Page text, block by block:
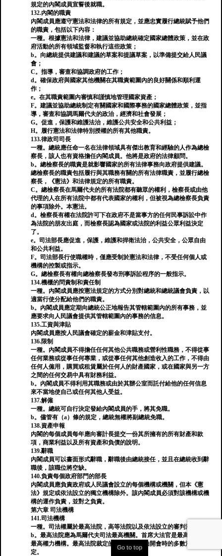
規定的內閣成員宣誓後就職。
132.內閣的職責
內閣成員應遵守憲法和法律的所有規定，並應忠實履行總統賦予他們
的職責，包括以下內容：
一種。根據憲法和法律，建議並協助總統確定國家總體政策，並在政
府活動的所有領域監督和執行這些政策；
b。向總統提供建議和建議的草案和提議草案，以準備提交給人民議
會；
C。指導，審查和協調政府的工作；
d。確保政府與國家其他機關在其職責範圍內的良好關係和順利運
作；
e。在其職責範圍內審慎和謹慎地管理國家資產；
F。建議並協助總統制定有關國家和國際事務的國家總體政策，並指
導，審查和協調馬爾代夫的政治，經濟和社會發展；
G。促進，保護和維護法治，維護公共安全和公共利益；
H。履行憲法和法律特別授權的所有其他職責。
133.律政司司長
一種。總統應任命一名在法律領域具有傑出教育和經驗的人作為總檢
察長，該人也有資格擔任內閣成員。他將是政府的法律顧問。
b。總檢察長的職責是就影響國家的所有法律事務向政府提供建議。
總檢察長的職責包括履行與其職務有關的所有法律職責，並履行總檢
察長，《憲法》和法律規定的所有職責。
C。總檢察長在馬爾代夫的所有法院都有聽眾的權利，檢察長或由他
代理的人在所有法院中都有代表國家的權利，但被視為總檢察長負責
的事項除外。本憲法。
d。檢察長有權在法院許可下在政府不是當事方的任何民事訴訟中作
為法院的朋友出庭，而檢察長認為國家或法院的利益公眾利益決定
了。
e。司法部長應促進，保護，維護和捍衛法治，公共安全，公眾自由
和公共利益。
F。司法部長行使職權時，僅應受制於憲法和法律，不受任何個人或
機構的控製或指示。
G。總檢察長有權向總檢察長發布刑事訴訟程序的一般指示。
134.機櫃的問責制和責任制
一種。內閣成員應按憲法規定的方式分別對總統和總統議會負責，以
適當行使分配給他們的職責。
b。內閣成員應定期向總統公正地報告其管轄範圍內的所有事務，並
應要求向人民議會提供其管轄範圍內的事務的信息。
135.工資與津貼
內閣成員應按人民議會確定的薪金和津貼支付。
136.限制
一種。內閣成員不得擔任任何其他公共職務或營利性職務，不得從事
任何業務或從事任何專業，或從事任何其他創造收入的工作，不得由
任何人僱用，購買或租賃屬於任何人的財產國家，或在國家與另一方
之間的任何交易中具有財務利益。
b。內閣成員不得利用其職務或由於其辦公室而託付給他的任何信息
來不當地使自己或任何其他人受益。
137.解僱
一種。總統可自行決定發給內閣成員的手，將其免職。
b。儘管有（a）條的規定，總統無權將副總統免職。
138.資產申報
內閣的每個成員每年應向審計長提交一份其所擁有的所有財產和款
項，商業利益以及所有資產和負債的說明。
139.辭職
內閣成員可以書面形式辭職，辭職後由總統接任，並且在總統收到辭
職後，該職位將空缺。
140.負責每個政府部門的部長
內閣成員應負責政府或人民議會設立的每個機構或機關，但本《憲
法》規定或依法設立的獨立機構除外。該內閣成員必須對該機構或機
構的運作負責，並對之負責。
第六章 司法機構
141.司法機構
一種。司法權屬於最高法院，高等法院以及依法設立的審判法院。
b。最高法院應為馬爾代夫司法最高機關。首席大法官是最高法院的
最高權力機構。最高法院裁定的所有事項應由開會時的多數法官決
定。
Go to top